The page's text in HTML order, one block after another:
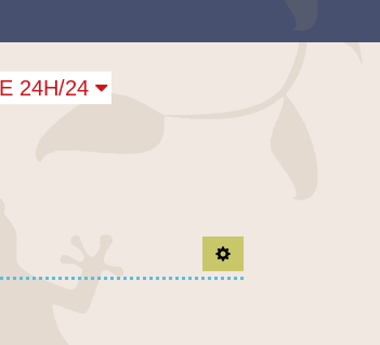
24H/24
Ouvrir le panel